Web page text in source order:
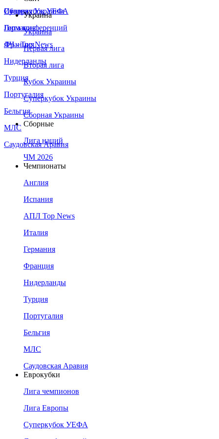
Сборная Украины
Италия
Германия
Франция
Нидерланды
Турция
Португалия
Бельгия
МЛС
Саудовская Аравия
Суперкубок УЕФА
Лига конференций
ЛЧ - Top News
Украина
Украина
Первая лига
Вторая лига
Кубок Украины
Суперкубок Украины
Сборная Украины
Сборные
Лига наций
ЧМ 2026
Чемпионаты
Англия
Испания
АПЛ Top News
Италия
Германия
Франция
Нидерланды
Турция
Португалия
Бельгия
МЛС
Саудовская Аравия
Еврокубки
Лига чемпионов
Лига Европы
Суперкубок УЕФА